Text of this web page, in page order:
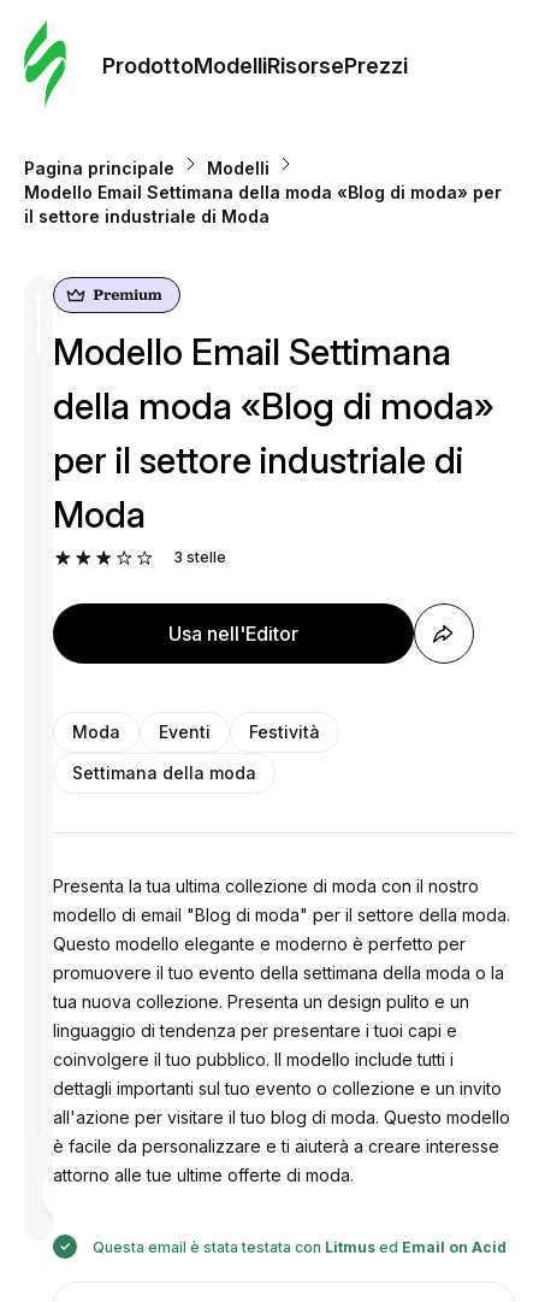
ProdottoModelliRisorsePrezzi
Pagina principale
Modelli
Modello Email Settimana della moda «Blog di moda» per
il settore industriale di Moda
Progettato
Modello Email Settimana
della moda «Blog di moda»
per il settore industriale di
Moda
3 stelle
Usa nell'Editor
Moda Eventi
Festività
Settimana della moda
Presenta la tua ultima collezione di moda con il nostro
modello di email "Blog di moda" per il settore della moda.
Questo modello elegante e moderno è perfetto per
promuovere il tuo evento della settimana della moda o la
tua nuova collezione. Presenta un design pulito e un
linguaggio di tendenza per presentare i tuoi capi e
coinvolgere il tuo pubblico. Il modello include tutti i
dettagli importanti sul tuo evento o collezione e un invito
all'azione per visitare il tuo blog di moda. Questo modello
è facile da personalizzare e ti aiuterà a creare interesse
attorno alle tue ultime offerte di moda.
Questa email è stata testata con Litmused Email on Acid